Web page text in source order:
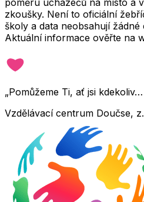
zkoušky. Není to oficiální
školy a data neobsahují
Aktuální informace ověřte na
„Pomůžeme Ti, ať jsi kdekoliv…
Vzdělávací centrum Doučse,